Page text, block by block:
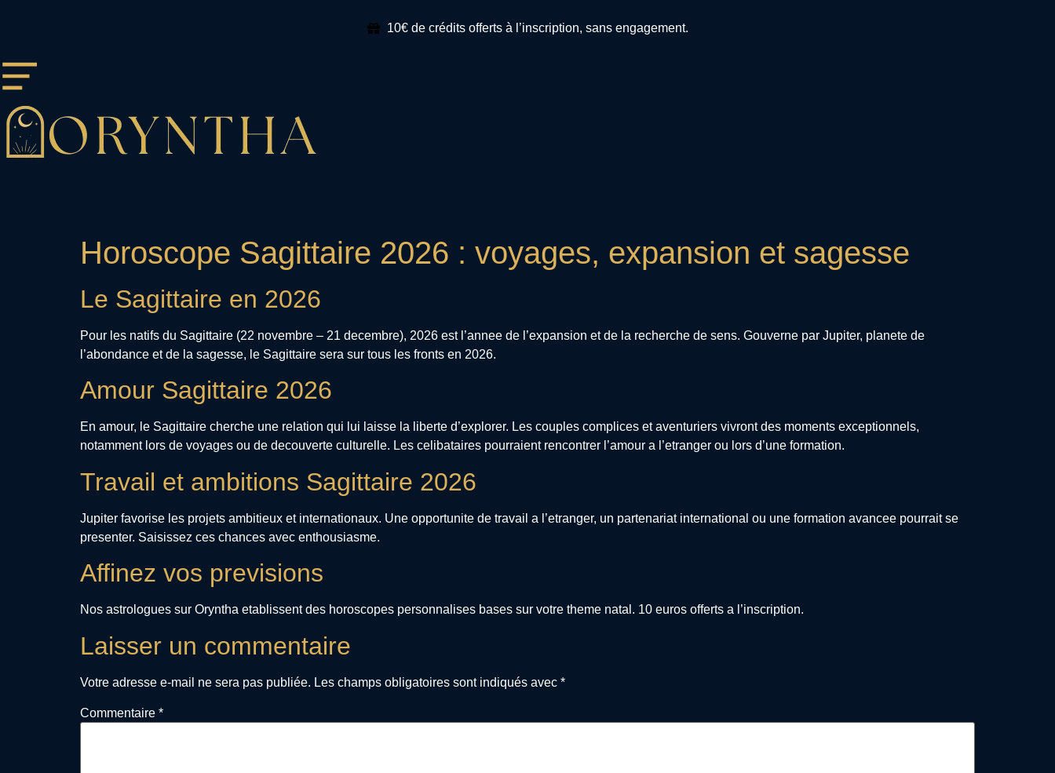
10€ de crédits offerts à l’inscription, sans engagement.
Horoscope Sagittaire 2026 : voyages, expansion et sagesse
Le Sagittaire en 2026
Pour les natifs du Sagittaire (22 novembre – 21 decembre), 2026 est l’annee de l’expansion et de la recherche de sens. Gouverne par Jupiter, planete de
l’abondance et de la sagesse, le Sagittaire sera sur tous les fronts en 2026.
Amour Sagittaire 2026
En amour, le Sagittaire cherche une relation qui lui laisse la liberte d’explorer. Les couples complices et aventuriers vivront des moments exceptionnels,
notamment lors de voyages ou de decouverte culturelle. Les celibataires pourraient rencontrer l’amour a l’etranger ou lors d’une formation.
Travail et ambitions Sagittaire 2026
Jupiter favorise les projets ambitieux et internationaux. Une opportunite de travail a l’etranger, un partenariat international ou une formation avancee pourrait se
presenter. Saisissez ces chances avec enthousiasme.
Affinez vos previsions
Nos astrologues sur Oryntha etablissent des horoscopes personnalises bases sur votre theme natal. 10 euros offerts a l’inscription.
Laisser un commentaire
Votre adresse e-mail ne sera pas publiée. Les champs obligatoires sont indiqués avec *
Commentaire *